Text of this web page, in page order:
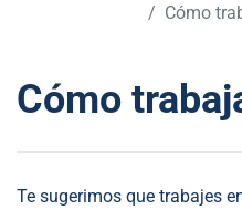
Cómo
Cómo
Te sugerimos que trabajes